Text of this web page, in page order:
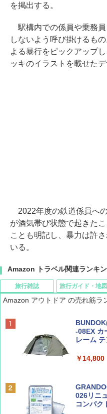
を掲出する。
駅構内での係員や乗務
しないよう呼び掛けるも
よる暴行をピックアップ
ッキのイラストを載せたデ
2022年度の鉄道係員へ
が酒気帯び状態で起きた
ことも明記し、暴力は許
いる。
Amazon トラベル関連ランキ
旅行雑誌
ディズ
誌] (ＤＩ
BE-PAL(
SOTO ミ
旅行ガイド・地図
D40 地球
力的な町
A09 地球
球の歩き
[キャン
プテント
ッとサン
&ハイキ
PYKES
Amazon アウトドア の売れ筋ラ
-08EX カ
レーム テ
￥14,800
026リニ
コンパク